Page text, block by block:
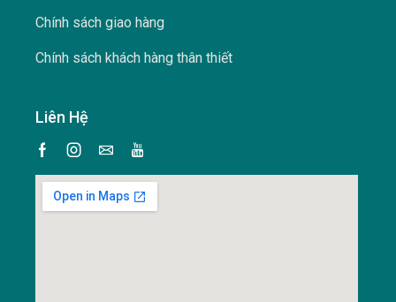
Chính sách giao hàng
Chính sách khách hàng thân thiết
Liên Hệ